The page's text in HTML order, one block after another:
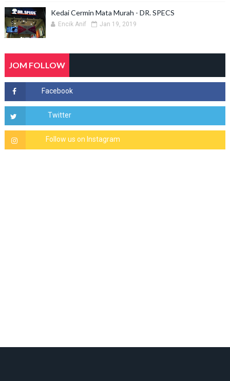
Kedai Cermin Mata Murah - DR. SPECS
Encik Anif Jan 19, 2019
JOM FOLLOW